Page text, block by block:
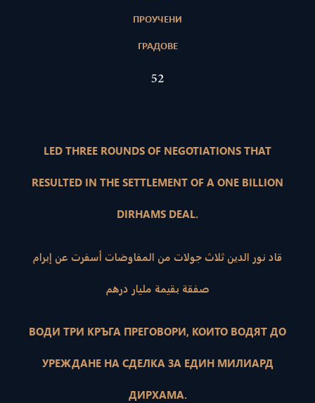
ПРОУЧЕНИ
ГРАДОВЕ
52
LED THREE ROUNDS OF NEGOTIATIONS THAT
RESULTED IN THE SETTLEMENT OF A ONE BILLION
DIRHAMS DEAL.
قاد نور الدين ثلاث جولات من المفاوضات أسفرت عن إبرام
صفقة بقيمة مليار درهم
ВОДИ ТРИ КРЪГА ПРЕГОВОРИ, КОИТО ВОДЯТ ДО
УРЕЖДАНЕ НА СДЕЛКА ЗА ЕДИН МИЛИАРД
ДИРХАМА.